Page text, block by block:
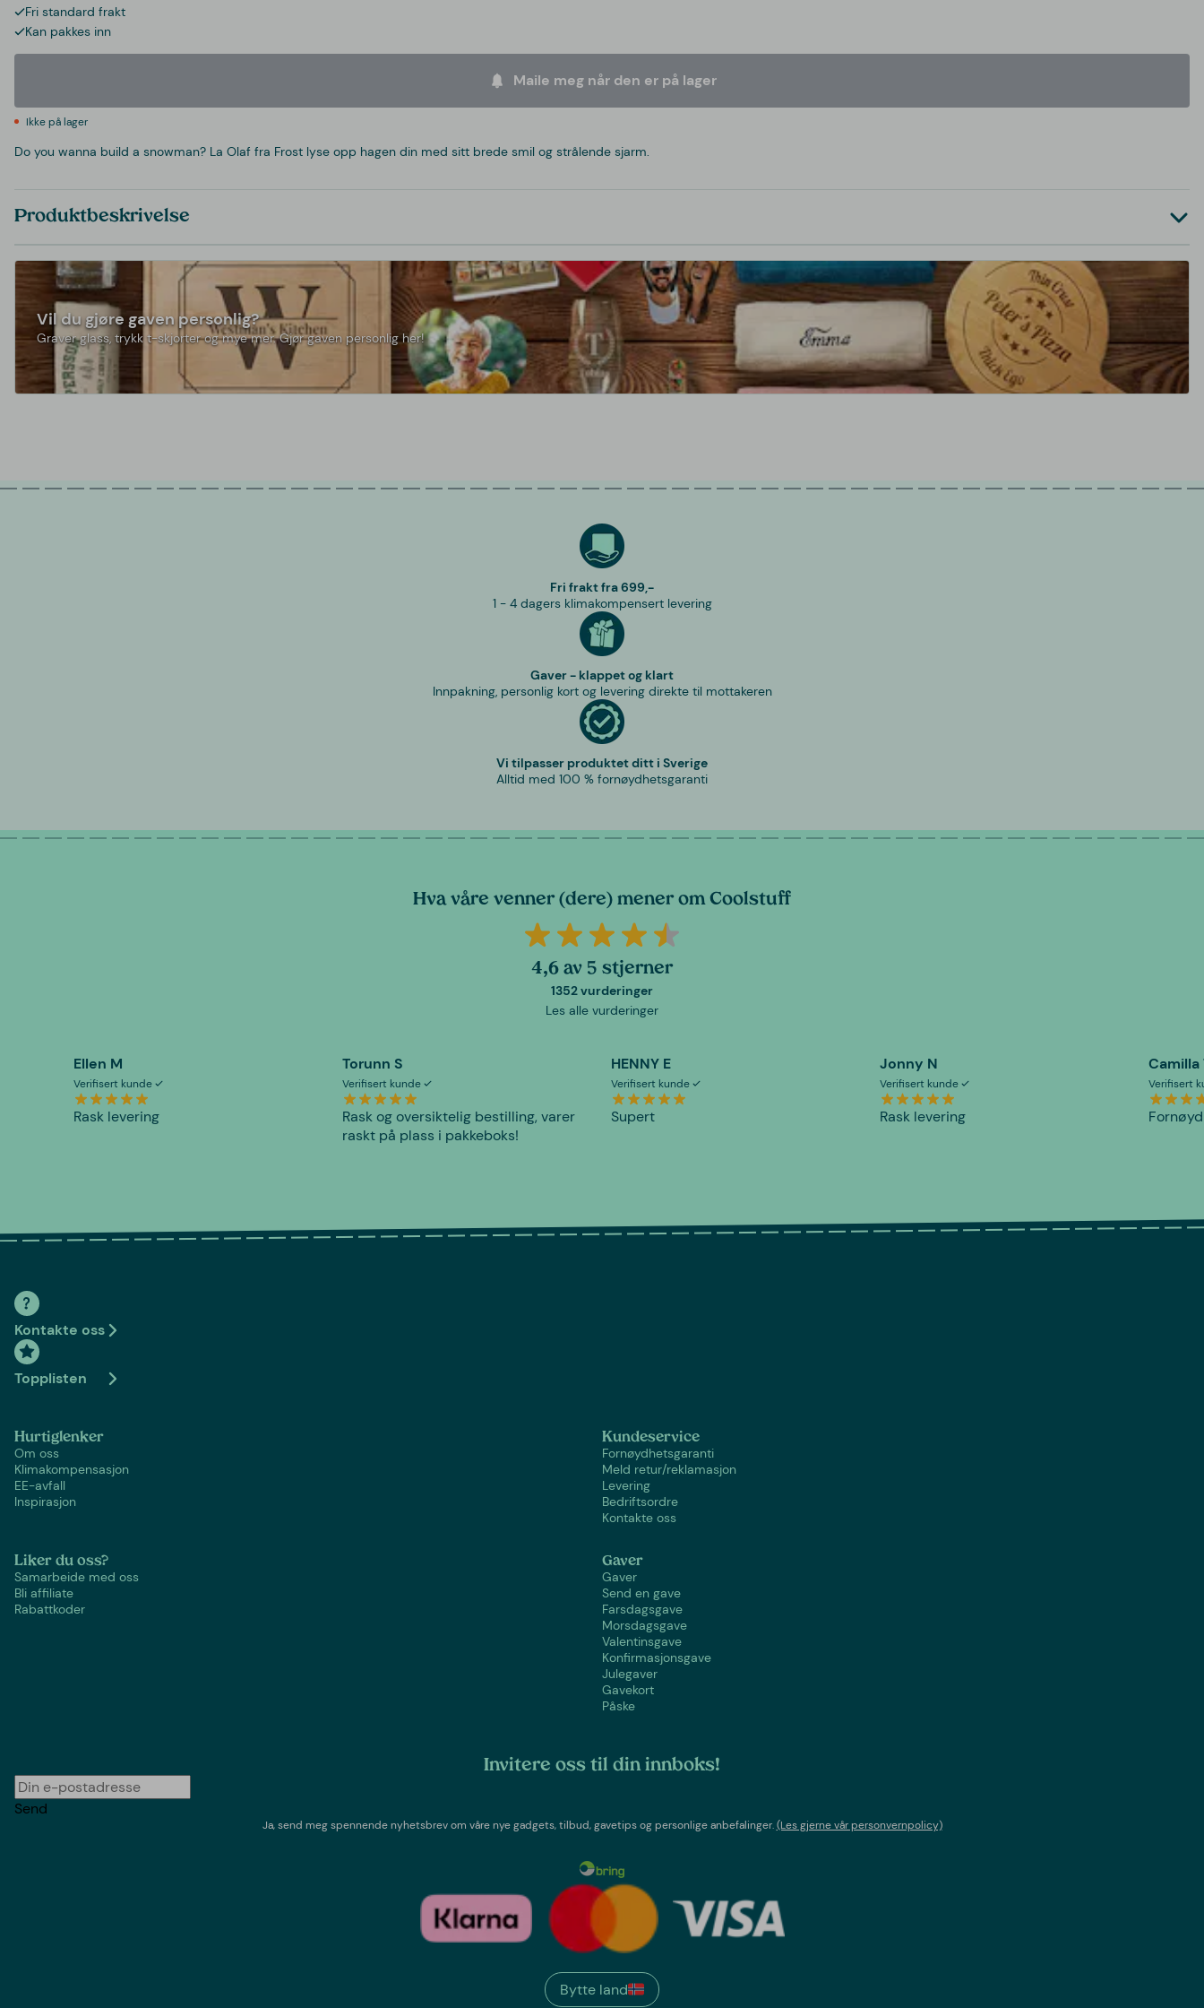
Fri standard frakt
Kan pakkes inn
Maile meg når den er på lager
Ikke på lager
Do you wanna build a snowman? La Olaf fra Frost lyse opp hagen din med sitt brede smil og strålende sjarm.
Produktbeskrivelse
Vil du gjøre gaven personlig?
Graver glass, trykk t-skjorter og mye mer. Gjør gaven personlig her!
Fri frakt fra 699,-
1 - 4 dagers klimakompensert levering
Gaver - klappet og klart
Innpakning, personlig kort og levering direkte til mottakeren
Vi tilpasser produktet ditt i Sverige
Alltid med 100 % fornøydhetsgaranti
Hva våre venner (dere) mener om Coolstuff
4,6 av 5 stjerner
1352 vurderinger
Les alle vurderinger
Ellen M
Verifisert kunde
Rask levering
Torunn S
Verifisert kunde
Rask og oversiktelig bestilling, varer
raskt på plass i pakkeboks!
HENNY E
Verifisert kunde
Supert
Jonny N
Verifisert kunde
Rask levering
Camilla
Verifisert
Fornøyd
Kontakte oss
Topplisten
Hurtiglenker
Om oss
Klimakompensasjon
EE-avfall
Inspirasjon
Kundeservice
Fornøydhetsgaranti
Meld retur/reklamasjon
Levering
Bedriftsordre
Kontakte oss
Liker du oss?
Samarbeide med oss
Bli affiliate
Rabattkoder
Gaver
Gaver
Send en gave
Farsdagsgave
Morsdagsgave
Valentinsgave
Konfirmasjonsgave
Julegaver
Gavekort
Påske
Invitere oss til din innboks!
Send
Ja, send meg spennende nyhetsbrev om våre nye gadgets, tilbud, gavetips og personlige anbefalinger.(Les gjerne vår personvernpolicy)
Bytte land